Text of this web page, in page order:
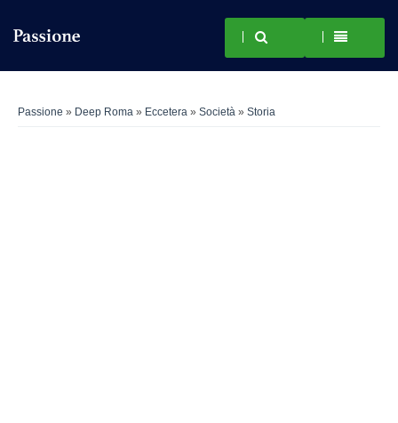
Passione » Deep Roma » Eccetera » Società » Storia